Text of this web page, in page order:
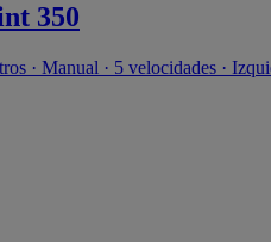
350
· Manual · 5 velocidades ·